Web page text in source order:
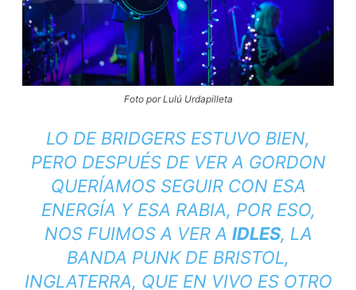
Foto por Lulú Urdapilleta
LO DE BRIDGERS ESTUVO BIEN,
PERO DESPUÉS DE VER A GORDON
QUERÍAMOS SEGUIR CON ESA
ENERGÍA Y ESA RABIA, POR ESO,
NOS FUIMOS A VER A IDLES, LA
BANDA PUNK DE BRISTOL,
INGLATERRA, QUE EN VIVO ES OTRO